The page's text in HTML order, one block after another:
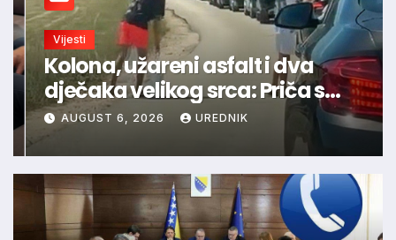
Vijesti
Kolona, užareni asfalt i dva
dječaka velikog srca: Priča s
granice oduševila regiju
AUGUST 6, 2026 UREDNIK